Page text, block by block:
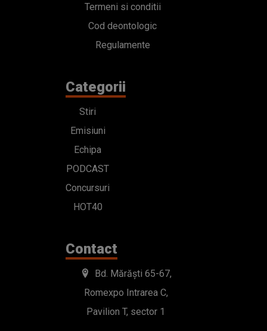
Termeni si conditii
Cod deontologic
Regulamente
Categorii
Stiri
Emisiuni
Echipa
PODCAST
Concursuri
HOT40
Contact
Bd. Mărăști 65-67,
Romexpo Intrarea C,
Pavilion T, sector 1